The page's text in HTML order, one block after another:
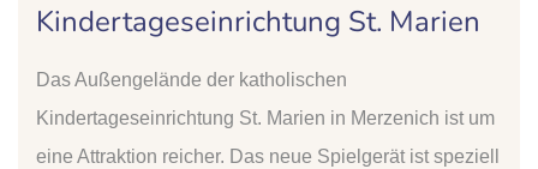
Kindertageseinrichtung St. Marien
Das Außengelände der katholischen
Kindertageseinrichtung St. Marien in Merzenich ist um
eine Attraktion reicher. Das neue Spielgerät ist speziell